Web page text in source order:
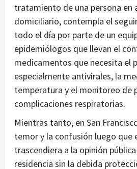
tratamiento de una persona en
domiciliario, contempla el
todo el día por parte de un
epidemiólogos que llevan el
medicamentos que necesita el
especialmente antivirales, la
temperatura y el monitoreo de
complicaciones respiratorias.
Mientras tanto, en San
temor y la confusión luego que
trascendiera a la opinión
residencia sin la debida